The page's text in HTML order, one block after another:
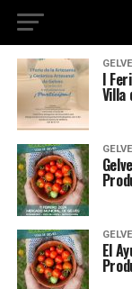
I
Villa
El